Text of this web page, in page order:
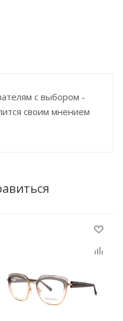
с выбором -
своим мнением